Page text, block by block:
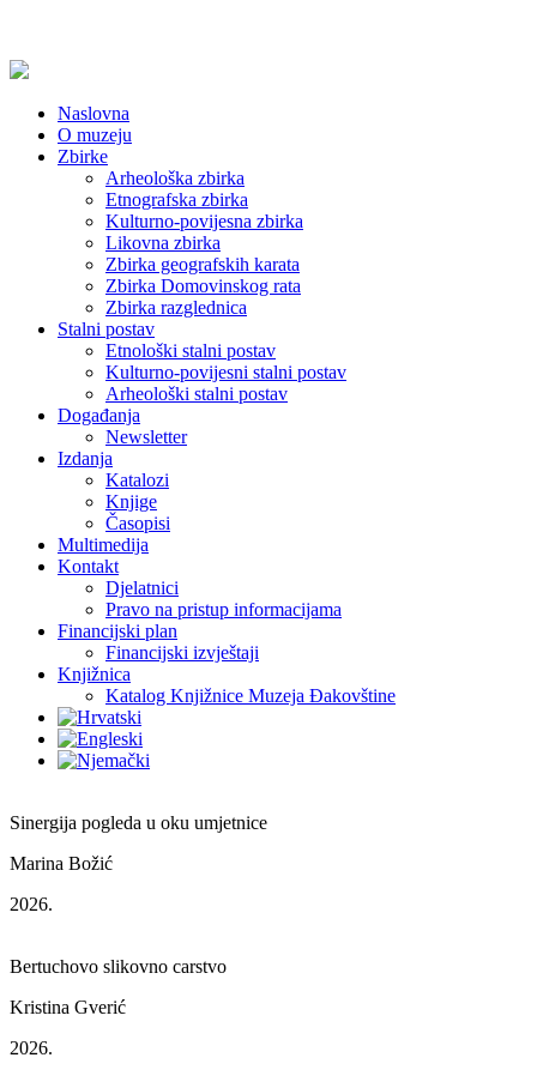
Naslovna
O muzeju
Zbirke
Arheološka zbirka
Etnografska zbirka
Kulturno-povijesna zbirka
Likovna zbirka
Zbirka geografskih karata
Zbirka Domovinskog rata
Zbirka razglednica
Stalni postav
Etnološki stalni postav
Kulturno-povijesni stalni postav
Arheološki stalni postav
Događanja
Newsletter
Izdanja
Katalozi
Knjige
Časopisi
Multimedija
Kontakt
Djelatnici
Pravo na pristup informacijama
Financijski plan
Financijski izvještaji
Knjižnica
Katalog Knjižnice Muzeja Đakovštine
Sinergija pogleda u oku umjetnice
Marina Božić
2026.
Bertuchovo slikovno carstvo
Kristina Gverić
2026.